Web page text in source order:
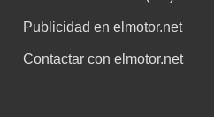
Publicidad en elmotor.net
Contactar con elmotor.net